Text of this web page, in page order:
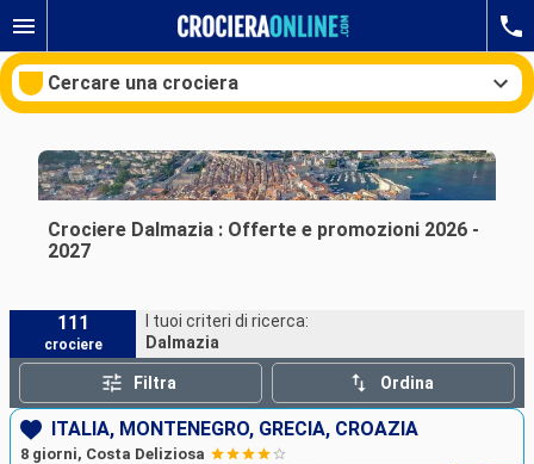
Cercare una crociera
Porti
Crociere Dalmazia : Offerte e promozioni 2026 -
2027
111
crociere
I tuoi criteri di ricerca:
Dalmazia
Filtra Ordina
ITALIA, MONTENEGRO, GRECIA, CROAZIA
8 giorni, Costa Deliziosa